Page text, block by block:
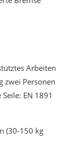
Arbeiten
zwei Personen
EN 1891
(30-150 kg